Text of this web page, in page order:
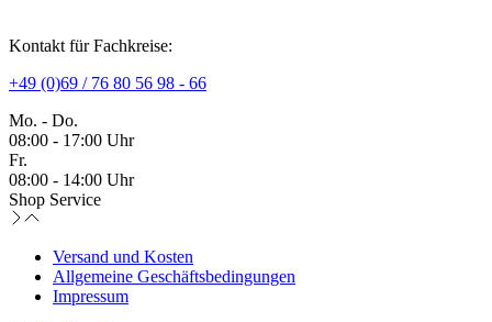
Kontakt für Fachkreise:
+49 (0)69 / 76 80 56 98 - 66
Mo. - Do.
08:00 - 17:00 Uhr
Fr.
08:00 - 14:00 Uhr
Shop Service
Versand und Kosten
Allgemeine Geschäftsbedingungen
Impressum